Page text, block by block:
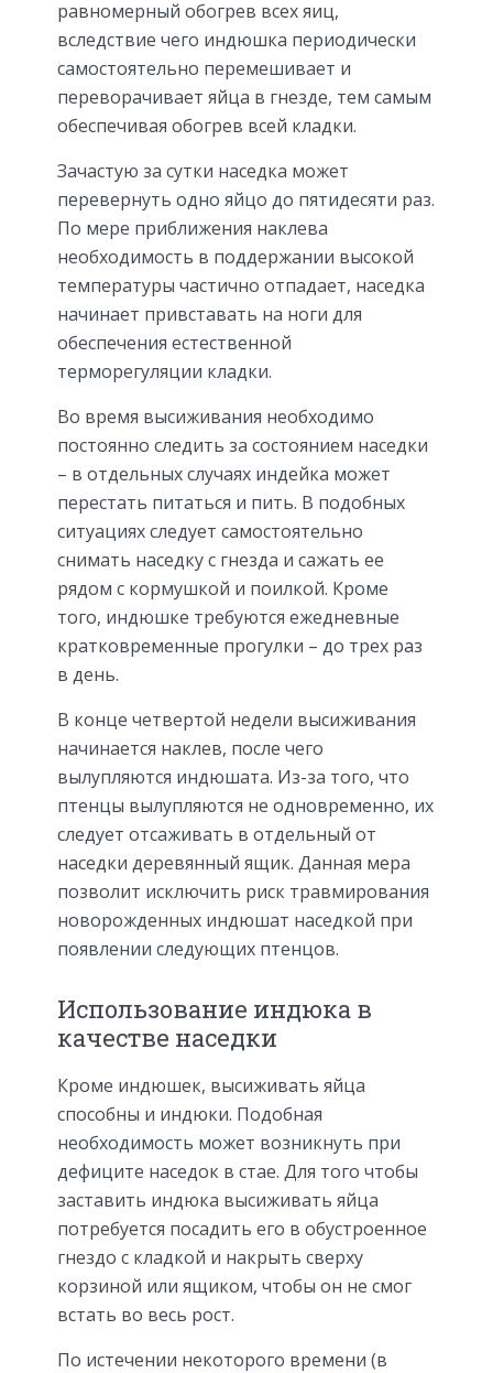
равномерный обогрев всех яиц,
вследствие чего индюшка периодически
самостоятельно перемешивает и
переворачивает яйца в гнезде, тем самым
обеспечивая обогрев всей кладки.
Зачастую за сутки наседка может
перевернуть одно яйцо до пятидесяти раз.
По мере приближения наклева
необходимость в поддержании высокой
температуры частично отпадает, наседка
начинает привставать на ноги для
обеспечения естественной
терморегуляции кладки.
Во время высиживания необходимо
постоянно следить за состоянием наседки
– в отдельных случаях индейка может
перестать питаться и пить. В подобных
ситуациях следует самостоятельно
снимать наседку с гнезда и сажать ее
рядом с кормушкой и поилкой. Кроме
того, индюшке требуются ежедневные
кратковременные прогулки – до трех раз
в день.
В конце четвертой недели высиживания
начинается наклев, после чего
вылупляются индюшата. Из-за того, что
птенцы вылупляются не одновременно, их
следует отсаживать в отдельный от
наседки деревянный ящик. Данная мера
позволит исключить риск травмирования
новорожденных индюшат наседкой при
появлении следующих птенцов.
Использование индюка в
качестве наседки
Кроме индюшек, высиживать яйца
способны и индюки. Подобная
необходимость может возникнуть при
дефиците наседок в стае. Для того чтобы
заставить индюка высиживать яйца
потребуется посадить его в обустроенное
гнездо с кладкой и накрыть сверху
корзиной или ящиком, чтобы он не смог
встать во весь рост.
По истечении некоторого времени (в